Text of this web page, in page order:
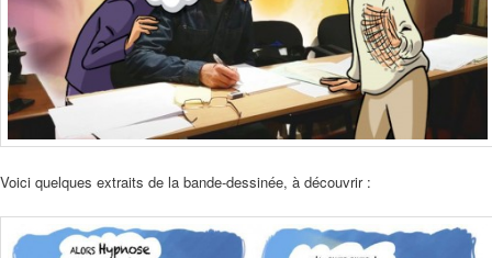
Voici quelques extraits de la bande-dessinée, à découvrir :